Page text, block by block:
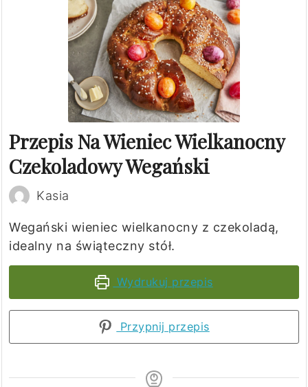
Przepis Na Wieniec Wielkanocny
Czekoladowy Wegański
Kasia
Wegański wieniec wielkanocny z czekoladą,
idealny na świąteczny stół.
Wydrukuj przepis
Przypnij przepis